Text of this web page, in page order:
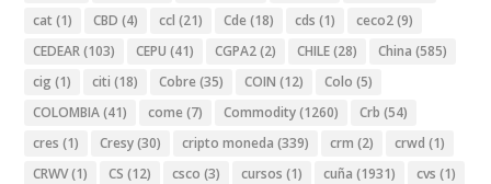
cat (1) CBD (4) ccl (21) Cde (18) cds (1) ceco2(9)
CEDEAR(103) CEPU (41) CGPA2(2) CHILE(28) China (585)
cig (1) citi (18) Cobre (35) COIN (12) Colo (5)
COLOMBIA(41) come (7) Commodity(1260) Crb (54)
cres (1) Cresy(30) cripto moneda (339) crm (2) crwd (1)
CRWV(1) CS (12) csco (3) cursos (1) cuña (1931) cvs (1)